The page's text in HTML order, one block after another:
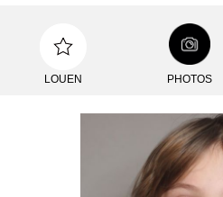
LOUEN PHOTOS